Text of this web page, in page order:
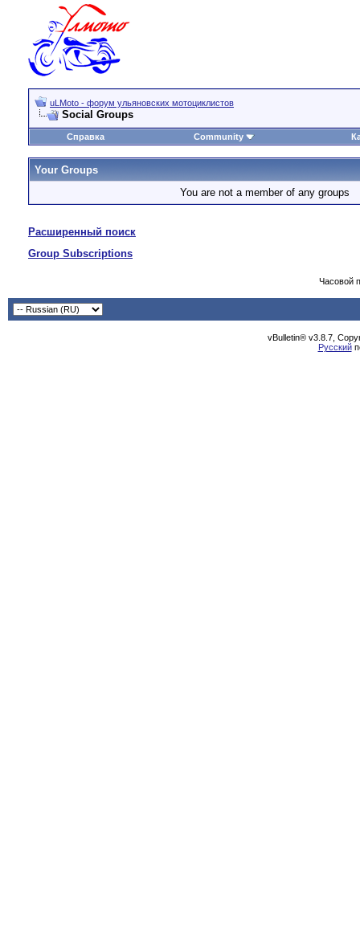
uLMoto - форум ульяновских мотоциклистов
Social Groups
Справка Community
Your Groups
You are not a member of any groups
Расширенный поиск
Group Subscriptions
Часовой
vBulletin® v3.8.7,
Русский